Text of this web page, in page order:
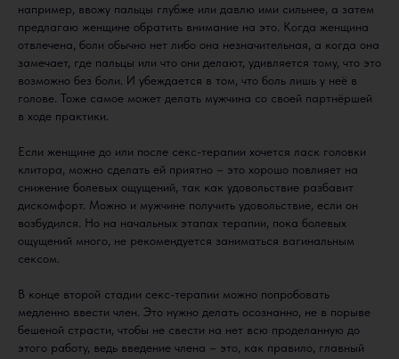
например, ввожу пальцы глубже или давлю ими сильнее, а затем
предлагаю женщине обратить внимание на это. Когда женщина
отвлечена, боли обычно нет либо она незначительная, а когда она
замечает, где пальцы или что они делают, удивляется тому, что это
возможно без боли. И убеждается в том, что боль лишь у неё в
голове. Тоже самое может делать мужчина со своей партнёршей
в ходе практики.
Если женщине до или после секс-терапии хочется ласк головки
клитора, можно сделать ей приятно – это хорошо повлияет на
снижение болевых ощущений, так как удовольствие разбавит
дискомфорт. Можно и мужчине получить удовольствие, если он
возбудился. Но на начальных этапах терапии, пока болевых
ощущений много, не рекомендуется заниматься вагинальным
сексом.
В конце второй стадии секс-терапии можно попробовать
медленно ввести член. Это нужно делать осознанно, не в порыве
бешеной страсти, чтобы не свести на нет всю проделанную до
этого работу, ведь введение члена – это, как правило, главный